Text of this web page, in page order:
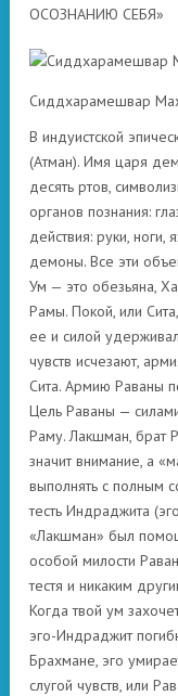
ОСОЗНАНИЮ СЕБЯ»
Сиддхарамешвар
В индуистской
(Атман). Имя царя
десять ртов,
органов познания:
действия: руки, ноги,
демоны. Все эти
Ум — это обезьяна,
Рамы. Покой, или
ее и силой
чувств исчезают,
Сита. Армию Раваны
Цель Раваны —
Раму. Лакшман, брат
значит внимание, а
выполнять с полным
тесть Индраджита
«Лакшман» был
особой милости
тестя и никаким
Когда твой ум
эго-Индраджит
Брахмане, эго
слугой чувств, или